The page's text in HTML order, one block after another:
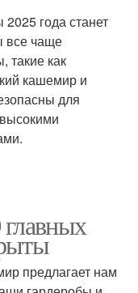
года станет
все чаще
такие как
кашемир и
для
предлагает нам